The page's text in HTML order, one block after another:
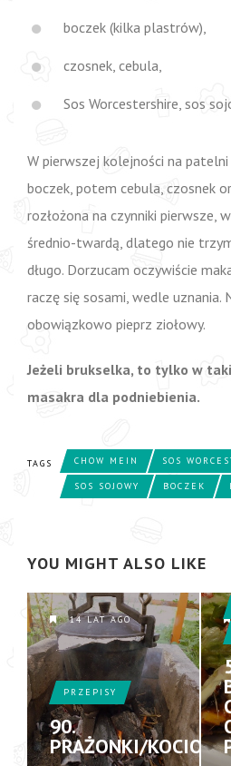
boczek (kilka plastrów),
czosnek, cebula,
Sos Worcestershire, sos
W pierwszej kolejności na
boczek, potem cebula, czosnek
rozłożona na czynniki pierwsze,
średnio-twardą, dlatego nie
długo. Dorzucam oczywiście
raczę się sosami, wedle uznania.
obowiązkowo pieprz ziołowy.
Jeżeli brukselka, to tylko w
masakra dla podniebienia.
TAGS CHOW MEIN SOS
SOS SOJOWY BOCZEK
YOU MIGHT ALSO LIKE
14 LAT AGO
PRZEPISY
90.
PRAŻONKI/